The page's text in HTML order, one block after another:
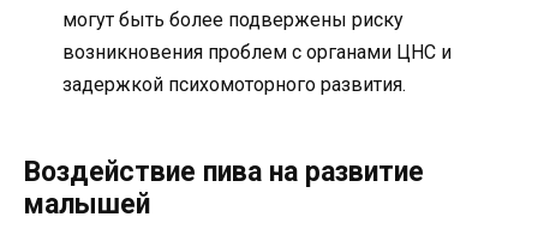
могут быть более подвержены риску
возникновения проблем с органами ЦНС и
задержкой психомоторного развития.
Воздействие пива на развитие
малышей